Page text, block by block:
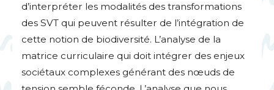
d’interpréter les modalités des transformations
des SVT qui peuvent résulter de l’intégration de
cette notion de biodiversité. L’analyse de la
matrice curriculaire qui doit intégrer des enjeux
sociétaux complexes générant des nœuds de